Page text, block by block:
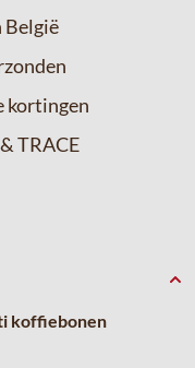
België
kortingen
TRACE
koffiebonen